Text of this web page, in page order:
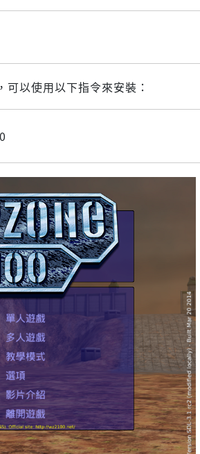
以使用以下指令來安裝：